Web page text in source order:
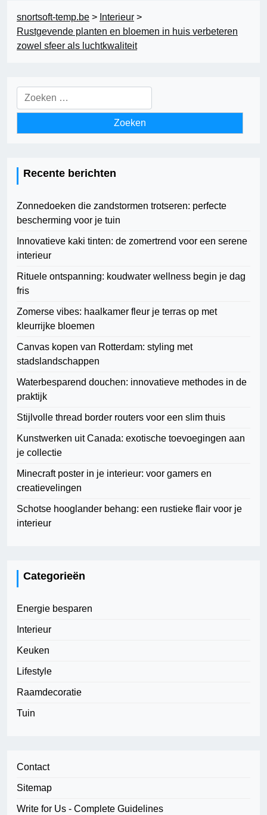
snortsoft-temp.be > Interieur >
Rustgevende planten en bloemen in huis verbeteren
zowel sfeer als luchtkwaliteit
Zoeken
naar:
Recente berichten
Zonnedoeken die zandstormen trotseren: perfecte
bescherming voor je tuin
Innovatieve kaki tinten: de zomertrend voor een serene
interieur
Rituele ontspanning: koudwater wellness begin je dag
fris
Zomerse vibes: haalkamer fleur je terras op met
kleurrijke bloemen
Canvas kopen van Rotterdam: styling met
stadslandschappen
Waterbesparend douchen: innovatieve methodes in de
praktijk
Stijlvolle thread border routers voor een slim thuis
Kunstwerken uit Canada: exotische toevoegingen aan
je collectie
Minecraft poster in je interieur: voor gamers en
creatievelingen
Schotse hooglander behang: een rustieke flair voor je
interieur
Categorieën
Energie besparen
Interieur
Keuken
Lifestyle
Raamdecoratie
Tuin
Contact
Sitemap
Write for Us - Complete Guidelines